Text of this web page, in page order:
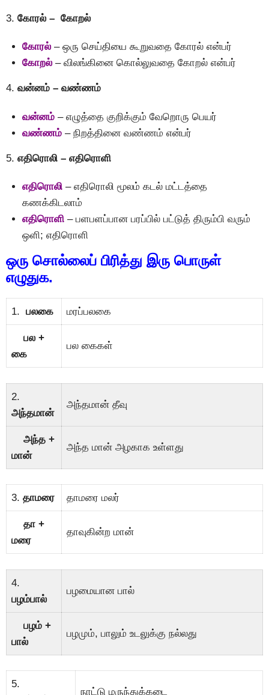
3. கோரல் – கோறல்
கோரல் – ஒரு செய்தியை கூறுவதை கோரல் என்பர்
கோறல் – விலங்கினை கொல்லுவதை கோறல் என்பர்
4. வன்னம் – வண்ணம்
வன்னம் – எழுத்தை குறிக்கும் வேறொரு பெயர்
வண்ணம் – நிறத்தினை வண்ணம் என்பர்
5. எதிரொலி – எதிரொளி
எதிரொலி – எதிரொலி மூலம் கடல் மட்டத்தை
கணக்கிடலாம்
எதிரொளி – பளபளப்பான பரப்பில் பட்டுத் திரும்பி வரும்
ஒளி; எதிரொளி
ஒரு சொல்லைப் பிரித்து இரு பொருள்
எழுதுக.
1. பலகை மரப்பலகை
பல +
கை
பல கைகள்
2.
அந்தமான்
அந்தமான் தீவு
அந்த +
மான்
அந்த மான் அழகாக உள்ளது
3. தாமரை தாமரை மலர்
தா +
மரை
தாவுகின்ற மான்
4.
பழம்பால்
பழமையான பால்
பழம் +
பால்
பழமும், பாலும் உடலுக்கு நல்லது
5.
நாட்டு மருந்துக்கடை